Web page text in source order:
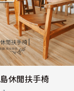
休閒扶手椅